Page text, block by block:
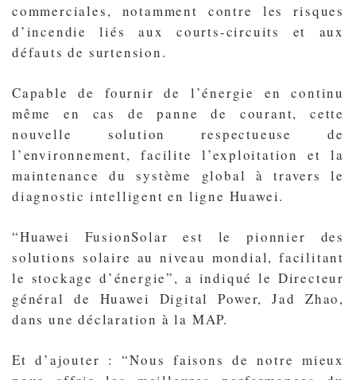
commerciales, notamment contre les risques
d’incendie liés aux courts-circuits et aux
défauts de surtension.
Capable de fournir de l’énergie en continu
même en cas de panne de courant, cette
nouvelle solution respectueuse de
l’environnement, facilite l’exploitation et la
maintenance du système global à travers le
diagnostic intelligent en ligne Huawei.
“Huawei FusionSolar est le pionnier des
solutions solaire au niveau mondial, facilitant
le stockage d’énergie”, a indiqué le Directeur
général de Huawei Digital Power, Jad Zhao,
dans une déclaration à la MAP.
Et d’ajouter : “Nous faisons de notre mieux